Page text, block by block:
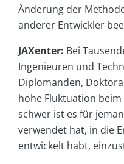
Änderung der
anderer Entwickler
JAXenter: Bei
Ingenieuren und
Diplomanden,
hohe Fluktuation beim
schwer ist es für
verwendet hat, in die
entwickelt habt,